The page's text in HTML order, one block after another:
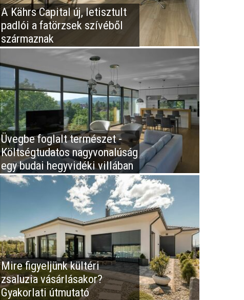
A Kährs Capital új, letisztult
padlói a fatörzsek szívéből
származnak
Üvegbe foglalt természet -
Költségtudatos nagyvonalúság
egy budai hegyvidéki villában
Mire figyeljünk kültéri
zsaluzia vásárlásakor?
Gyakorlati útmutató